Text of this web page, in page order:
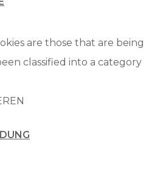
are those that are being
classified into a category